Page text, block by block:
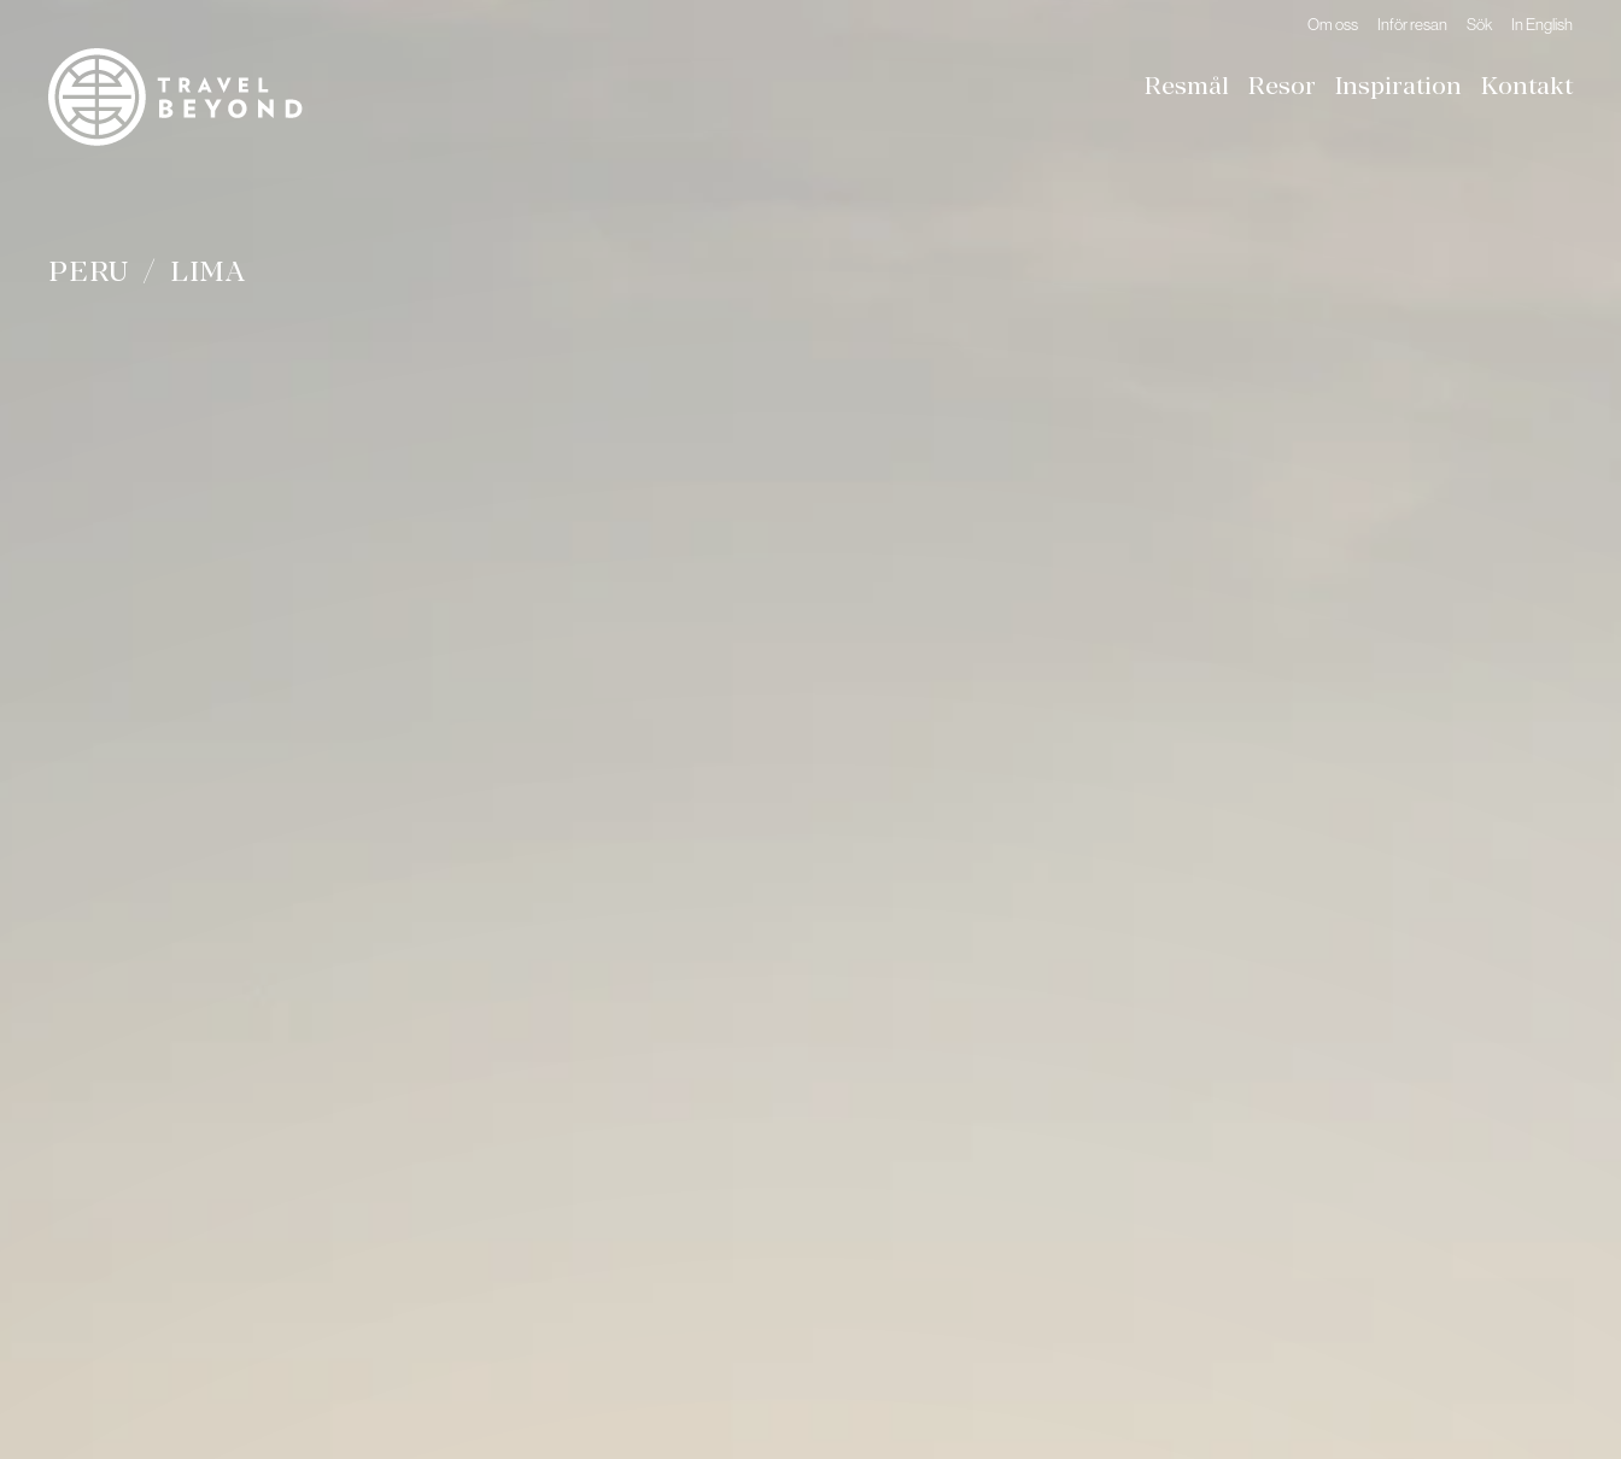
Om oss Inför resan Sök In English
Resmål Resor Inspiration Kontakt
PERU LIMA